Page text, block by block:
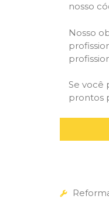
nosso
Nosso
Se você
prontos